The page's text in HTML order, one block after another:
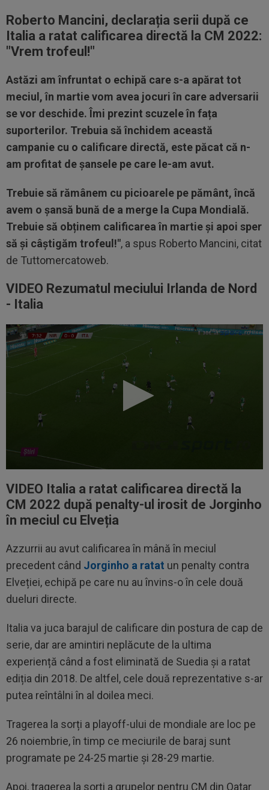
Roberto Mancini, declarația serii după ce
Italia a ratat calificarea directă la CM 2022:
"Vrem trofeul!"
Astăzi am înfruntat o echipă care s-a apărat tot
meciul, în martie vom avea jocuri în care adversarii
se vor deschide. Îmi prezint scuzele în fața
suporterilor. Trebuia să închidem această
campanie cu o calificare directă, este păcat că n-
am profitat de șansele pe care le-am avut.
Trebuie să rămânem cu picioarele pe pământ, încă
avem o șansă bună de a merge la Cupa Mondială.
Trebuie să obținem calificarea în martie și apoi sper
să și câștigăm trofeul!", a spus Roberto Mancini, citat
de Tuttomercatoweb.
VIDEO Rezumatul meciului Irlanda de Nord
- Italia
VIDEO Italia a ratat calificarea directă la
CM 2022 după penalty-ul irosit de Jorginho
în meciul cu Elveția
Azzurrii au avut calificarea în mână în meciul
precedent când Jorginho a ratat un penalty contra
Elveției, echipă pe care nu au învins-o în cele două
dueluri directe.
Italia va juca barajul de calificare din postura de cap de
serie, dar are amintiri neplăcute de la ultima
experiență când a fost eliminată de Suedia și a ratat
ediția din 2018. De altfel, cele două reprezentative s-ar
putea reîntâlni în al doilea meci.
Tragerea la sorți a playoff-ului de mondiale are loc pe
26 noiembrie, în timp ce meciurile de baraj sunt
programate pe 24-25 martie și 28-29 martie.
Apoi, tragerea la sorți a grupelor pentru CM din Qatar